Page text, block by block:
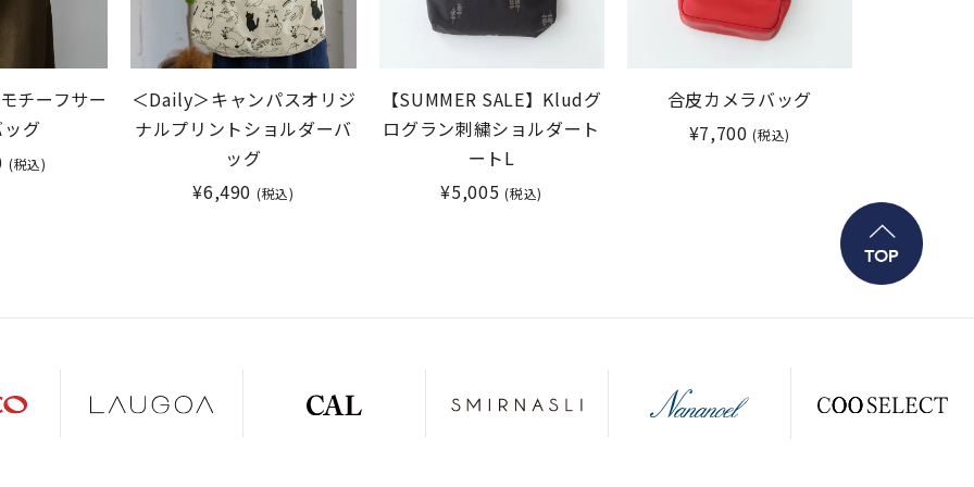
チーフサー
グ
(税込)
＜Daily＞キャンパスオリジ
ナルプリントショルダーバ
ッグ
¥6,490 (税込)
【SUMMER SALE】Kludグ
ログラン刺繍ショルダート
ートL
¥5,005 (税込)
合皮カメラバッグ
¥7,700 (税込)